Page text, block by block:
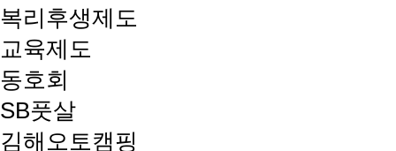
복리후생제도
교육제도
동호회
SB풋살
김해오토캠핑